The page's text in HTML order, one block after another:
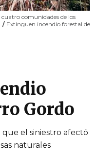
comunidades de los
/ Extinguen incendio forestal de
Gordo
el siniestro afectó
naturales